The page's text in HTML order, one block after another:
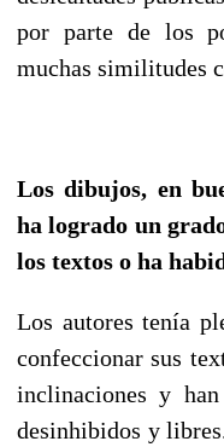
por parte de los
muchas similitudes
Los dibujos, en
ha logrado un
los textos o ha
Los autores tenía
confeccionar sus
inclinaciones y han
desinhibidos y